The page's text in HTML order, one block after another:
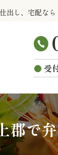
出し、宅配なら
受
郡で
幕